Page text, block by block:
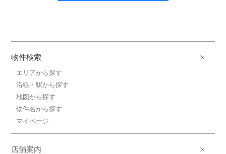
物件検索
エリアから探す
沿線・駅から探す
地図から探す
物件名から探す
マイページ
店舗案内